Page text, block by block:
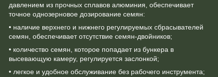
давлением из прочных сплавов алюминия, обеспечивает
точное однозерновое дозирование семян:
• наличие верхнего и нижнего регулируемых сбрасывателей
семян, обеспечивает отсутствие семян-двойников;
• количество семян, которое попадает из бункера в
высевающую камеру, регулируется заслонкой;
• легкое и удобное обслуживание без рабочего инструмента;